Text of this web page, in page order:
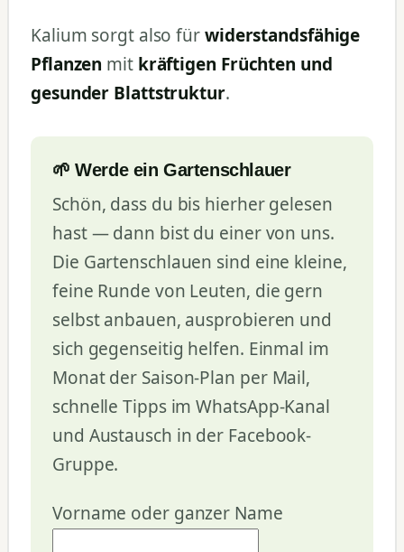
Kalium sorgt also fürwiderstandsfähige
Pflanzen mit kräftigen Früchten und
gesunder Blattstruktur.
🌱 Werde ein Gartenschlauer
Schön, dass du bis hierher gelesen
hast — dann bist du einer von uns.
Die Gartenschlauen sind eine kleine,
feine Runde von Leuten, die gern
selbst anbauen, ausprobieren und
sich gegenseitig helfen. Einmal im
Monat der Saison-Plan per Mail,
schnelle Tipps im WhatsApp-Kanal
und Austausch in der Facebook-
Gruppe.
Vorname oder ganzer Name